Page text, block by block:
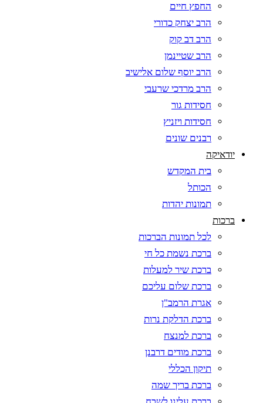
החפץ חיים
הרב יצחק כדורי
הרב דב קוק
הרב שטיינמן
הרב יוסף שלום אלישיב
הרב מרדכי שרעבי
חסידות גור
חסידות ויזניץ
רבנים שונים
יודאיקה
בית המקדש
הכותל
תמונות יהדות
ברכות
לכל תמונות הברכות
ברכת נשמת כל חי
ברכת שיר למעלות
ברכת שלום עליכם
אגרת הרמב"ן
ברכת הדלקת נרות
ברכת למנצח
ברכת מודים דרבנן
תיקון הכללי
ברכת בריך שמה